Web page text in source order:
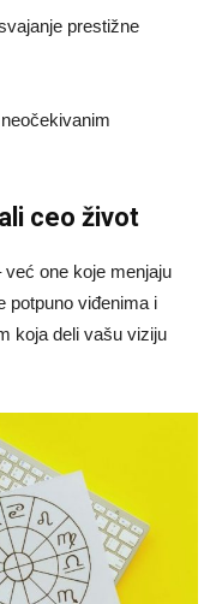
prestižne
ceo život
one koje menjaju
potpuno viđenima i
koja deli vašu viziju